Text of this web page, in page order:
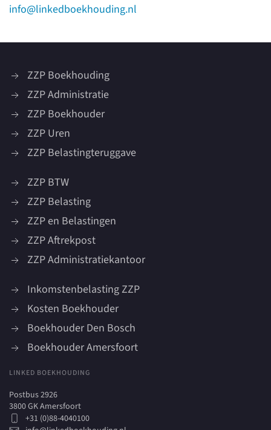
info@linkedboekhouding.nl
ZZP Boekhouding
ZZP Administratie
ZZP Boekhouder
ZZP Uren
ZZP Belastingteruggave
ZZP BTW
ZZP Belasting
ZZP en Belastingen
ZZP Aftrekpost
ZZP Administratiekantoor
Inkomstenbelasting ZZP
Kosten Boekhouder
Boekhouder Den Bosch
Boekhouder Amersfoort
LINKED BOEKHOUDING
Postbus 2926
3800 GK Amersfoort
+31 (0)88-4040100